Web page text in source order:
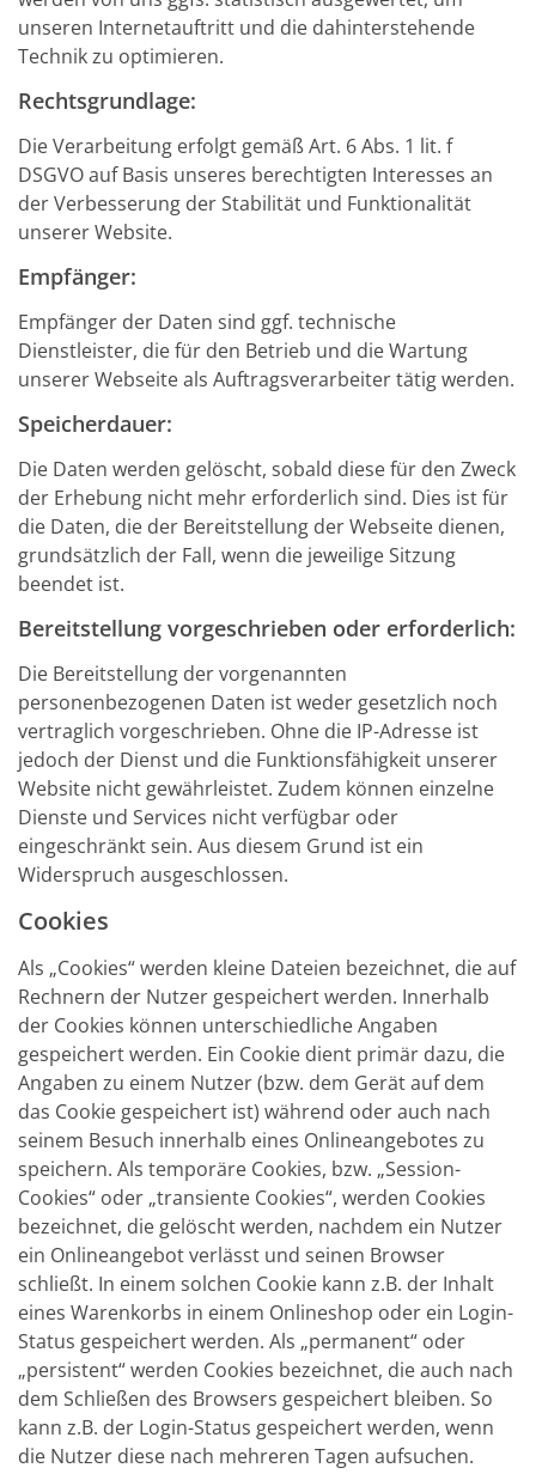
unseren Internetauftritt und die dahinterstehende
Technik zu optimieren.
Rechtsgrundlage:
Die Verarbeitung erfolgt gemäß Art. 6 Abs. 1 lit. f
DSGVO auf Basis unseres berechtigten Interesses an
der Verbesserung der Stabilität und Funktionalität
unserer Website.
Empfänger:
Empfänger der Daten sind ggf. technische
Dienstleister, die für den Betrieb und die Wartung
unserer Webseite als Auftragsverarbeiter tätig werden.
Speicherdauer:
Die Daten werden gelöscht, sobald diese für den Zweck
der Erhebung nicht mehr erforderlich sind. Dies ist für
die Daten, die der Bereitstellung der Webseite dienen,
grundsätzlich der Fall, wenn die jeweilige Sitzung
beendet ist.
Bereitstellung vorgeschrieben oder erforderlich:
Die Bereitstellung der vorgenannten
personenbezogenen Daten ist weder gesetzlich noch
vertraglich vorgeschrieben. Ohne die IP-Adresse ist
jedoch der Dienst und die Funktionsfähigkeit unserer
Website nicht gewährleistet. Zudem können einzelne
Dienste und Services nicht verfügbar oder
eingeschränkt sein. Aus diesem Grund ist ein
Widerspruch ausgeschlossen.
Cookies
Als „Cookies“ werden kleine Dateien bezeichnet, die auf
Rechnern der Nutzer gespeichert werden. Innerhalb
der Cookies können unterschiedliche Angaben
gespeichert werden. Ein Cookie dient primär dazu, die
Angaben zu einem Nutzer (bzw. dem Gerät auf dem
das Cookie gespeichert ist) während oder auch nach
seinem Besuch innerhalb eines Onlineangebotes zu
speichern. Als temporäre Cookies, bzw. „Session-
Cookies“ oder „transiente Cookies“, werden Cookies
bezeichnet, die gelöscht werden, nachdem ein Nutzer
ein Onlineangebot verlässt und seinen Browser
schließt. In einem solchen Cookie kann z.B. der Inhalt
eines Warenkorbs in einem Onlineshop oder ein Login-
Status gespeichert werden. Als „permanent“ oder
„persistent“ werden Cookies bezeichnet, die auch nach
dem Schließen des Browsers gespeichert bleiben. So
kann z.B. der Login-Status gespeichert werden, wenn
die Nutzer diese nach mehreren Tagen aufsuchen.